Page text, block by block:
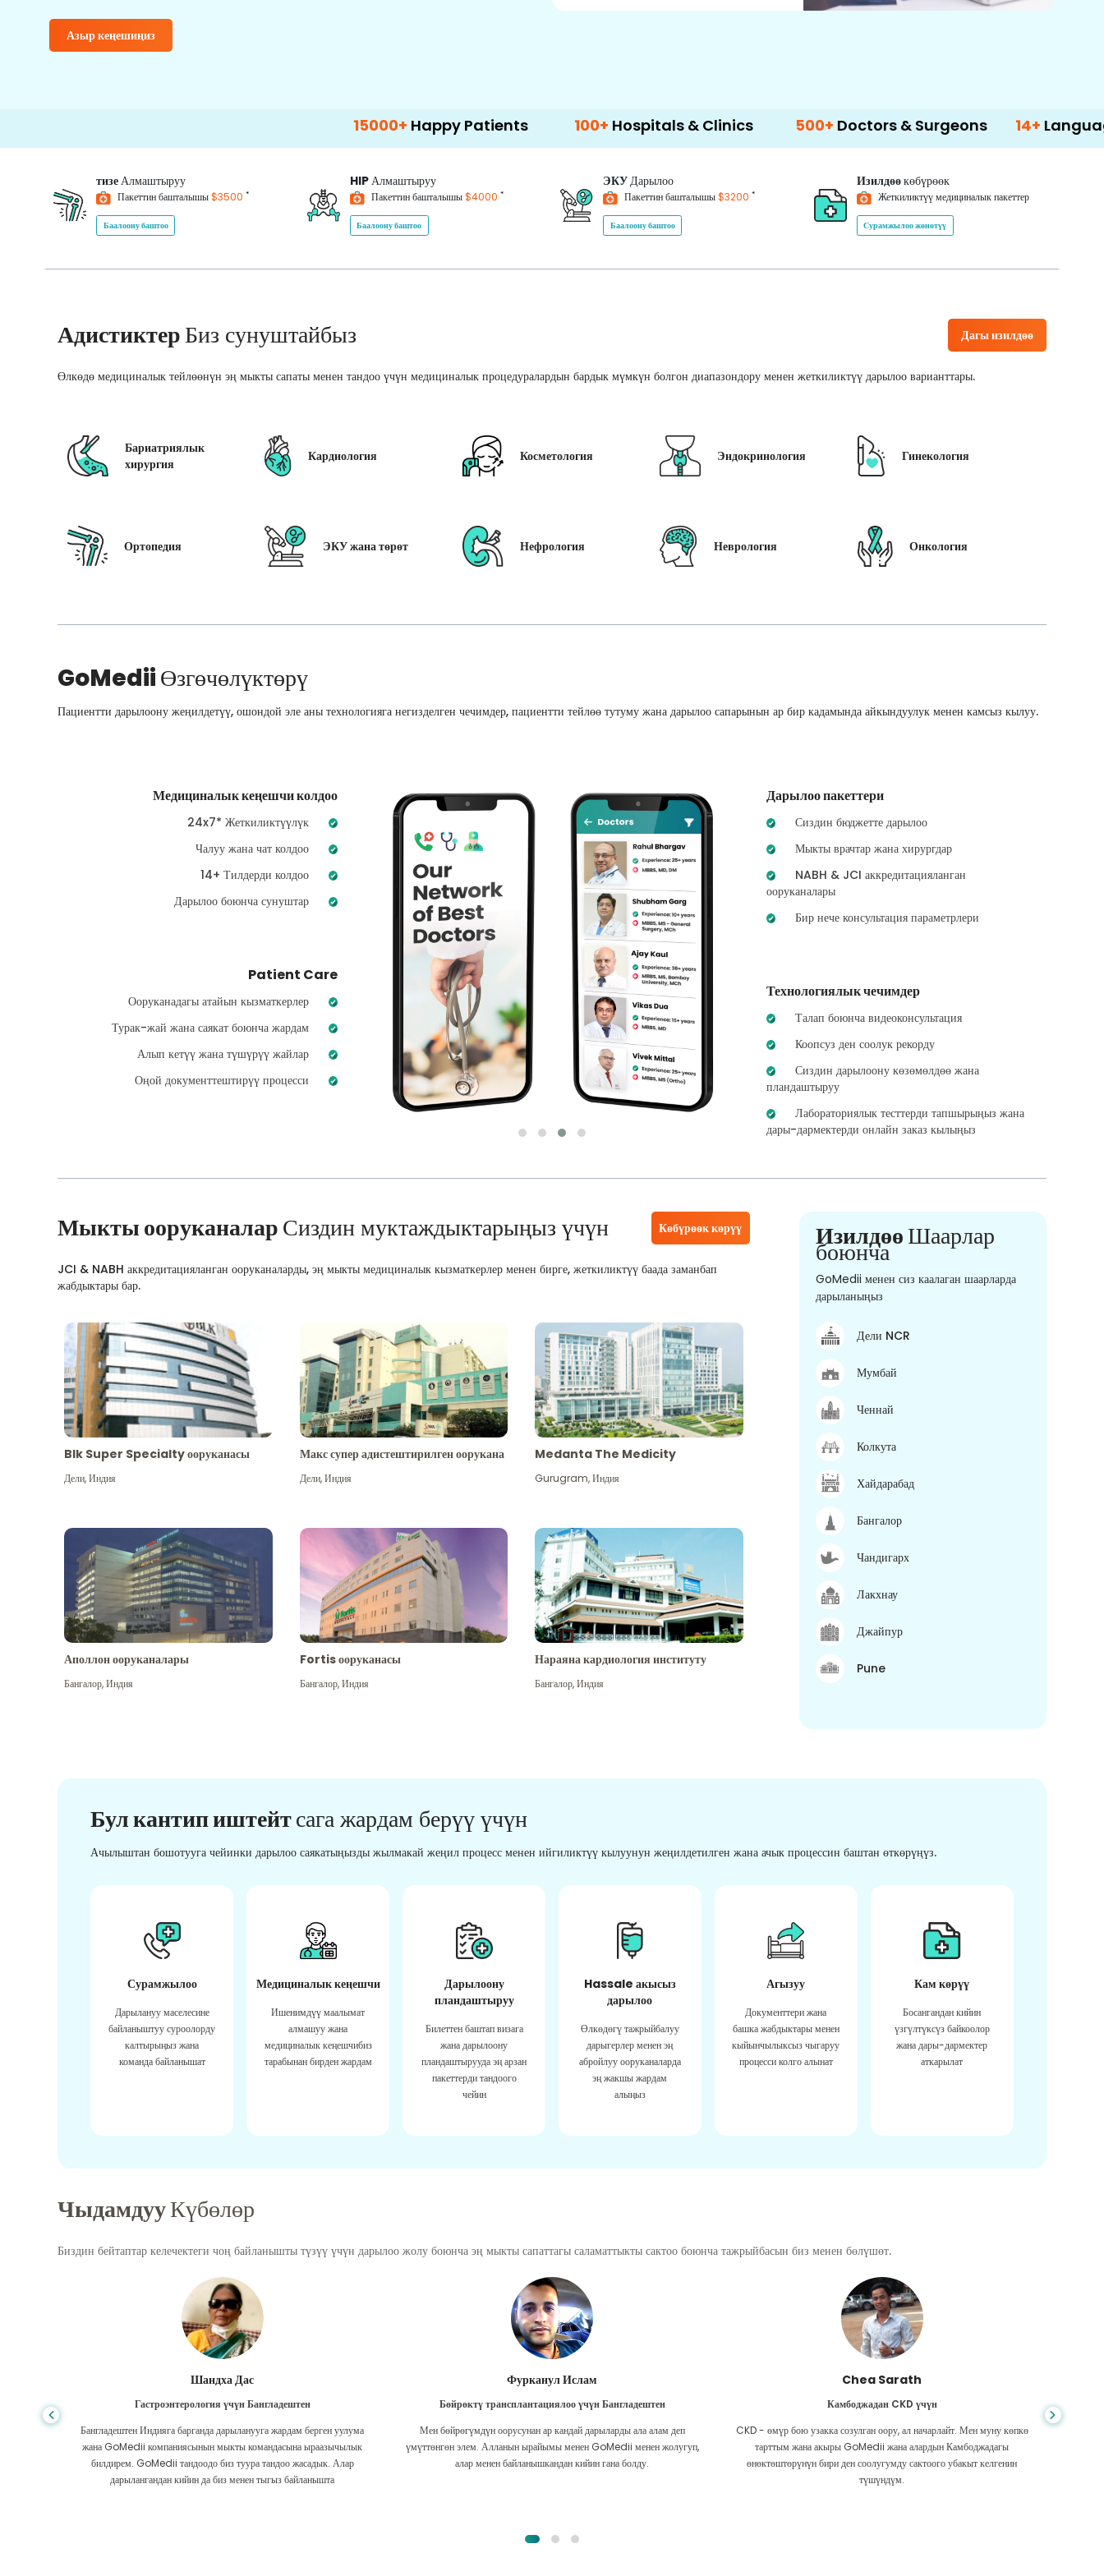
Азыр кеңешиңиз
Happy Patients 100+ Hospitals & Clinics 500+ Doctors & Surgeons 14+Language
тизеАлмаштыруу
Пакеттин башталышы$3500 *
Баалоону баштоо
HIPАлмаштыруу
Пакеттин башталышы$4000 *
Баалоону баштоо
ЭКУДарылоо
Пакеттин башталышы$3200 *
Баалоону баштоо
Изилдөөкөбүрөөк
Жеткиликтүү медициналык пакеттер
Сурамжылоо жөнөтүү
АдистиктерБиз сунуштайбыз Дагы изилдөө
Өлкөдө медициналык тейлөөнүн эң мыкты сапаты менен тандоо үчүн медициналык процедуралардын бардык мүмкүн болгон диапазондору менен жеткиликтүү дарылоо варианттары.
Бариатриялык
хирургия
Кардиология Косметология Эндокринология Гинекология
Ортопедия ЭКУ жана төрөт Нефрология Неврология Онкология
GoMediiӨзгөчөлүктөрү
Пациентти дарылоону жеңилдетүү, ошондой эле аны технологияга негизделген чечимдер, пациентти тейлөө тутуму жана дарылоо сапарынын ар бир кадамында айкындуулук менен камсыз кылуу.
Медициналык кеңешчи колдоо
24x7* Жеткиликтүүлүк
Чалуу жана чат колдоо
14+ Тилдерди колдоо
Дарылоо боюнча сунуштар
Patient Care
Ооруканадагы атайын кызматкерлер
Турак-жай жана саякат боюнча жардам
Алып кетүү жана түшүрүү жайлар
Оңой документтештирүү процесси
Дарылоо пакеттери
Сиздин бюджетте дарылоо
Мыкты врачтар жана хирургдар
NABH & JCI аккредитацияланган
ооруканалары
Бир нече консультация параметрлери
Технологиялык чечимдер
Талап боюнча видеоконсультация
Коопсуз ден соолук рекорду
Сиздин дарылоону көзөмөлдөө жана
пландаштыруу
Лабораториялык тесттерди тапшырыңыз жана
дары-дармектерди онлайн заказ кылыңыз
Мыкты ооруканаларСиздин муктаждыктарыңыз үчүн Көбүрөөк көрүү
JCI & NABH аккредитацияланган ооруканаларды, эң мыкты медициналык кызматкерлер менен бирге, жеткиликтүү баада заманбап
жабдыктары бар.
Blk Super Specialty ооруканасы
Дели,Индия
Макс супер адистештирилген оорукана
Дели,Индия
Medanta The Medicity
Gurugram,Индия
Аполлон ооруканалары
Бангалор,Индия
Fortis ооруканасы
Бангалор,Индия
Нараяна кардиология институту
Бангалор,Индия
ИзилдөөШаарлар
боюнча
GoMedii менен сиз каалаган шаарларда
дарыланыңыз
Дели NCR
Мумбай
Ченнай
Колкута
Хайдарабад
Бангалор
Чандигарх
Лакхнау
Джайпур
Pune
Бул кантип иштейтсага жардам берүү үчүн
Ачылыштан бошотууга чейинки дарылоо саякатыңызды жылмакай жеңил процесс менен ийгиликтүү кылуунун жеңилдетилген жана ачык процессин баштан өткөрүңүз.
Сурамжылоо
Дарылануу маселесине
байланыштуу суроолорду
калтырыңыз жана
команда байланышат
Медициналык кеңешчи
Ишенимдүү маалымат
алмашуу жана
медициналык кеңешчибиз
тарабынан бирден жардам
Дарылоону
пландаштыруу
Билеттен баштап визага
жана дарылоону
пландаштырууда эң арзан
пакеттерди тандоого
чейин
Hassale акысыз
дарылоо
Өлкөдөгү тажрыйбалуу
дарыгерлер менен эң
абройлуу ооруканаларда
эң жакшы жардам
алыңыз
Агызуу
Документтери жана
башка жабдыктары менен
кыйынчылыксыз чыгаруу
процесси колго алынат
Кам көрүү
Босангандан кийин
үзгүлтүксүз байкоолор
жана дары-дармектер
аткарылат
ЧыдамдууКүбөлөр
Биздин бейтаптар келечектеги чоң байланышты түзүү үчүн дарылоо жолу боюнча эң мыкты сапаттагы саламаттыкты сактоо боюнча тажрыйбасын биз менен бөлүшөт.
Шандха Дас
Гастроэнтерология үчүн Бангладештен
Бангладештен Индияга барганда дарыланууга жардам берген уулума
жана GoMedii компаниясынын мыкты командасына ыраазычылык
билдирем. GoMedii тандоодо биз туура тандоо жасадык. Алар
дарылангандан кийин да биз менен тыгыз байланышта
Фурканул Ислам
Бөйрөктү трансплантациялоо үчүн Бангладештен
Мен бөйрөгүмдүн оорусунан ар кандай дарыларды ала алам деп
үмүттөнгөн элем. Алланын ырайымы менен GoMedii менен жолугуп,
алар менен байланышкандан кийин гана болду.
Chea Sarath
Камбоджадан CKD үчүн
CKD - өмүр бою узакка созулган оору, ал начарлайт. Мен муну көпкө
тарттым жана акыры GoMedii жана алардын Камбоджадагы
өнөктөштөрүнүн бири ден соолугумду сактоого убакыт келгенин
түшүндүм.